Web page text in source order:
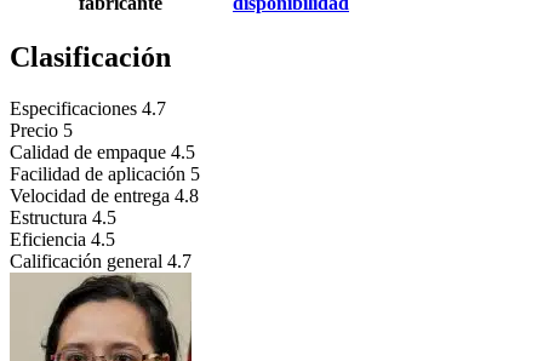
Clasificación
Especificaciones 4.7
Precio 5
Calidad de empaque 4.5
Facilidad de aplicación 5
Velocidad de entrega 4.8
Estructura 4.5
Eficiencia 4.5
Calificación general 4.7